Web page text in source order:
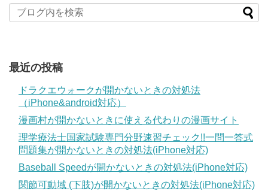
最近の投稿
ドラクエウォークが開かないときの対処法
（iPhone&android対応）
漫画村が開かないときに使える代わりの漫画サイト
理学療法士国家試験専門分野速習チェック!!一問一答式
問題集が開かないときの対処法(iPhone対応)
Baseball Speedが開かないときの対処法(iPhone対応)
関節可動域 (下肢)が開かないときの対処法(iPhone対応)